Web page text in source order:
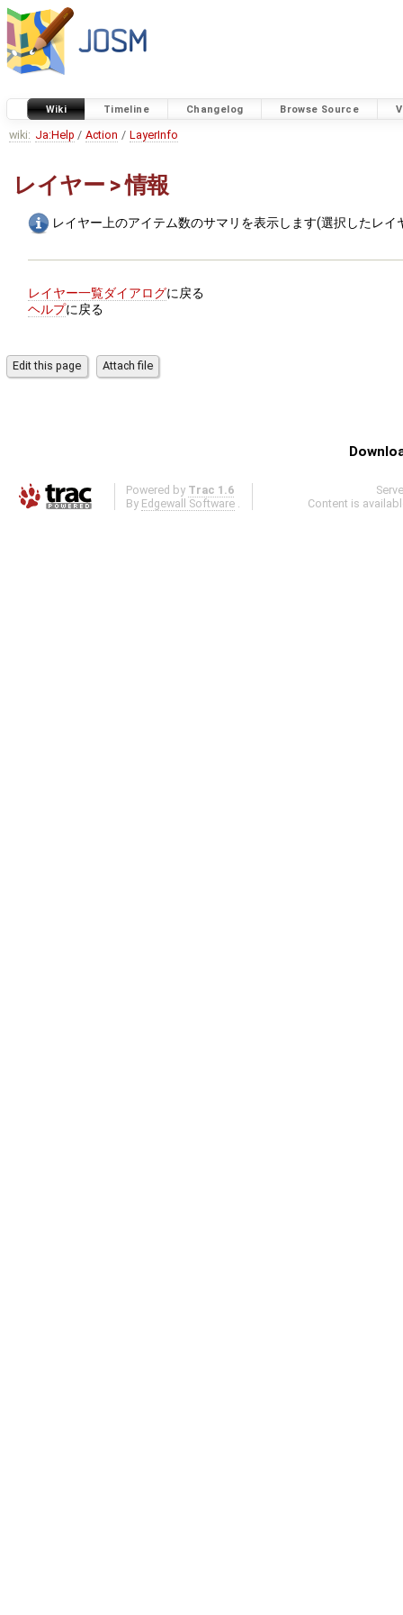
Wiki Timeline Changelog Browse Source
wiki: Ja:Help / Action / LayerInfo
レイヤー > 情報
レイヤー上のアイテム数のサマリを表示します(選択したレ
レイヤー一覧ダイアログに戻る
ヘルプに戻る
Powered by Trac 1.6
By Edgewall Software .
Content is